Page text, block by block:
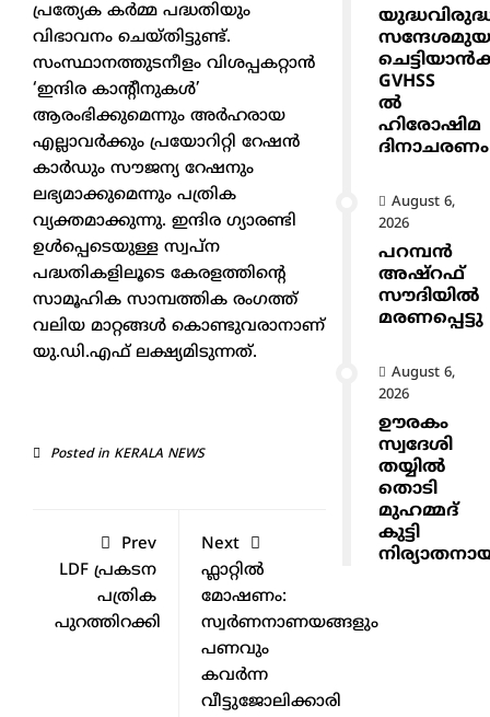
പ്രത്യേക കർമ്മ പദ്ധതിയും
വിഭാവനം ചെയ്തിട്ടുണ്ട്.
സംസ്ഥാനത്തുടനീളം വിശപ്പകറ്റാൻ
‘ഇന്ദിര കാന്റീനുകൾ’
ആരംഭിക്കുമെന്നും അർഹരായ
എല്ലാവർക്കും പ്രയോറിറ്റി റേഷൻ
കാർഡും സൗജന്യ റേഷനും
ലഭ്യമാക്കുമെന്നും പത്രിക
വ്യക്തമാക്കുന്നു. ഇന്ദിര ഗ്യാരണ്ടി
ഉൾപ്പെടെയുള്ള സ്വപ്ന
പദ്ധതികളിലൂടെ കേരളത്തിന്റെ
സാമൂഹിക സാമ്പത്തിക രംഗത്ത്
വലിയ മാറ്റങ്ങൾ കൊണ്ടുവരാനാണ്
യു.ഡി.എഫ് ലക്ഷ്യമിടുന്നത്.
Posted in KERALA NEWS
Prev
LDF പ്രകടന
പത്രിക
പുറത്തിറക്കി
Next
ഫ്ലാറ്റിൽ
മോഷണം:
സ്വർണനാണയങ്ങളും
പണവും
കവർന്ന
വീട്ടുജോലിക്കാരി
GVHSS
ൽ
ഹിരോഷിമ
ദിനാചരണം
August 6,
2026
പറമ്പൻ
അഷ്‌റഫ്
സൗദിയിൽ
മരണപ്പെട്ടു
August 6,
2026
ഊരകം
സ്വദേശി
തയ്യിൽ
തൊടി
മുഹമ്മദ്
കുട്ടി